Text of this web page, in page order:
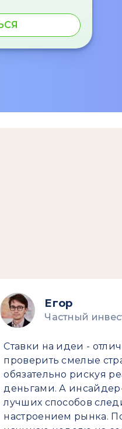
Егор
Частный
Ставки на идеи -
проверить смелые
обязательно рискуя
деньгами. А
лучших способов
настроением рынка.